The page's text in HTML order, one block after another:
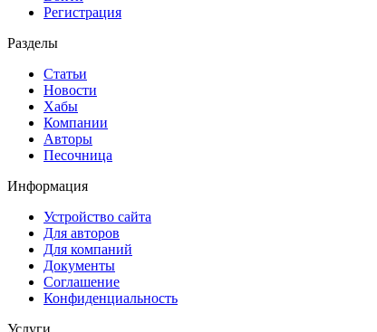
Регистрация
Разделы
Статьи
Новости
Хабы
Компании
Авторы
Песочница
Информация
Устройство сайта
Для авторов
Для компаний
Документы
Соглашение
Конфиденциальность